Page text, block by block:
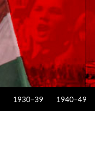
1930–39 1940–49